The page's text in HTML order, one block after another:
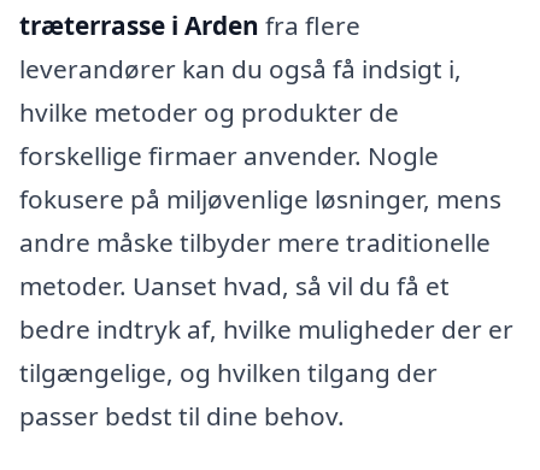
træterrasse i Arden fra flere
leverandører kan du også få indsigt i,
hvilke metoder og produkter de
forskellige firmaer anvender. Nogle
fokusere på miljøvenlige løsninger, mens
andre måske tilbyder mere traditionelle
metoder. Uanset hvad, så vil du få et
bedre indtryk af, hvilke muligheder der er
tilgængelige, og hvilken tilgang der
passer bedst til dine behov.